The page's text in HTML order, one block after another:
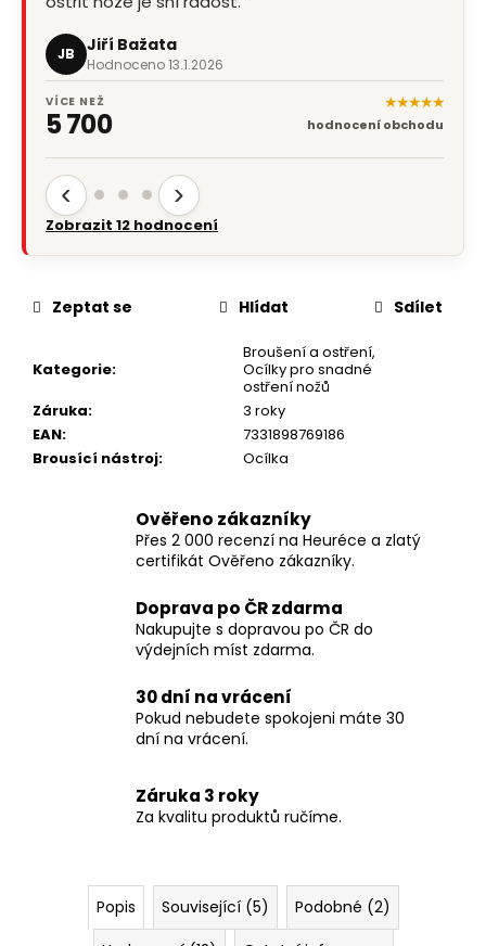
JB Jiří Bažata
Hodnoceno 13.1.2026
VÍCE NEŽ
5 700
★★★★★
hodnocení obchodu
‹ ›
Zobrazit 12 hodnocení
Kategorie:
Broušení a ostření,
Ocílky pro snadné
ostření nožů
Záruka:
3 roky
EAN:
7331898769186
Brousící nástroj: Ocílka
Zeptat se Hlídat Sdílet
Ověřeno zákazníky
Přes 2 000 recenzí na Heuréce a zlatý
certifikát Ověřeno zákazníky.
Doprava po ČR zdarma
Nakupujte s dopravou po ČR do
výdejních míst zdarma.
30 dní na vrácení
Pokud nebudete spokojeni máte 30
dní na vrácení.
Záruka 3 roky
Za kvalitu produktů ručíme.
Popis Související (5)
Podobné (2)